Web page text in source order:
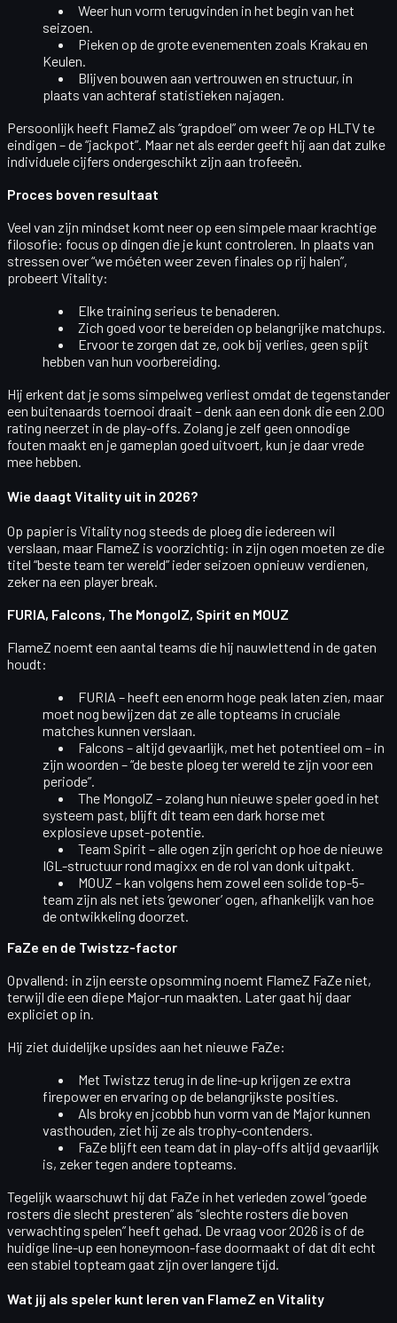
Weer hun vorm terugvinden in het begin van het
seizoen.
Pieken op de grote evenementen zoals Krakau en
Keulen.
Blijven bouwen aan vertrouwen en structuur, in
plaats van achteraf statistieken najagen.
Persoonlijk heeft FlameZ als “grapdoel” om weer 7e op HLTVte
eindigen – de “jackpot”. Maar net als eerder geeft hij aan dat zulke
individuele cijfers ondergeschikt zijn aan trofeeën.
Proces boven resultaat
Veel van zijn mindset komt neer op een simpele maar krachtige
filosofie: focus op dingen die je kunt controleren. In plaats van
stressen over “we móéten weer zeven finales op rij halen”,
probeert Vitality:
Elke training serieus te benaderen.
Zich goed voor te bereiden op belangrijke matchups.
Ervoor te zorgen dat ze, ook bij verlies, geen spijt
hebben van hun voorbereiding.
Hij erkent dat je soms simpelweg verliest omdat de tegenstander
een buitenaards toernooi draait – denk aan een donk die een 2.00
rating neerzet in de play-offs. Zolang je zelf geen onnodige
fouten maakt en je gameplan goed uitvoert, kun je daar vrede
mee hebben.
Wie daagt Vitality uit in 2026?
Op papier is Vitality nog steeds de ploeg die iedereen wil
verslaan, maar FlameZ is voorzichtig: in zijn ogen moeten ze die
titel “beste team ter wereld” ieder seizoen opnieuw verdienen,
zeker na een player break.
FURIA, Falcons, The MongolZ, Spirit en MOUZ
FlameZ noemt een aantal teams die hij nauwlettend in de gaten
houdt:
FURIA – heeft een enorm hoge peak laten zien, maar
moet nog bewijzen dat ze alle topteams in cruciale
matches kunnen verslaan.
Falcons – altijd gevaarlijk, met het potentieel om – in
zijn woorden – “de beste ploeg ter wereld te zijn voor een
periode”.
The MongolZ – zolang hun nieuwe speler goed in het
systeem past, blijft dit team een dark horse met
explosieve upset-potentie.
Team Spirit – alle ogen zijn gericht op hoe de nieuwe
IGL-structuur rond magixx en de rol van donk uitpakt.
MOUZ – kan volgens hem zowel een solide top-5-
team zijn als net iets ‘gewoner’ ogen, afhankelijk van hoe
de ontwikkeling doorzet.
FaZe en de Twistzz-factor
Opvallend: in zijn eerste opsomming noemt FlameZ FaZeniet,
terwijl die een diepe Major-run maakten. Later gaat hij daar
expliciet op in.
Hij ziet duidelijkeupsides aan het nieuwe FaZe:
Met Twistzz terug in de line-up krijgen ze extra
firepower en ervaring op de belangrijkste posities.
Als brokyen jcobbb hun vorm van de Major kunnen
vasthouden, ziet hij ze als trophy-contenders.
FaZe blijft een team dat in play-offs altijd gevaarlijk
is, zeker tegen andere topteams.
Tegelijk waarschuwt hij dat FaZe in het verleden zowel “goede
rosters die slecht presteren” als “slechte rosters die boven
verwachting spelen” heeft gehad. De vraag voor 2026 is of de
huidige line-up een honeymoon-fasedoormaakt of dat dit echt
een stabiel topteam gaat zijn over langere tijd.
Wat jij als speler kunt leren van FlameZ en Vitality